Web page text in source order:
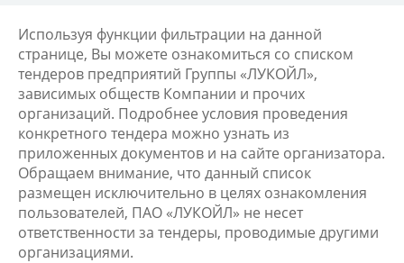
Используя функции фильтрации на данной
странице, Вы можете ознакомиться со списком
тендеров предприятий Группы «ЛУКОЙЛ»,
зависимых обществ Компании и прочих
организаций. Подробнее условия проведения
конкретного тендера можно узнать из
приложенных документов и на сайте организатора.
Обращаем внимание, что данный список
размещен исключительно в целях ознакомления
пользователей, ПАО «ЛУКОЙЛ» не несет
ответственности за тендеры, проводимые другими
организациями.